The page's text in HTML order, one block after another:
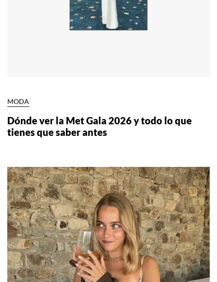
MODA
Dónde ver la Met Gala 2026 y todo lo que
tienes que saber antes